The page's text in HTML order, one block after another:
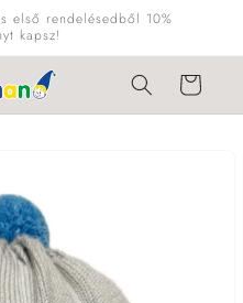
első rendelésedből 10%
kapsz!
Kosár